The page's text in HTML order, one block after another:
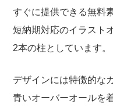
すぐに提供できる無料
短納期対応のイラスト
2本の柱としています。
デザインには特徴的な
青いオーバーオールを